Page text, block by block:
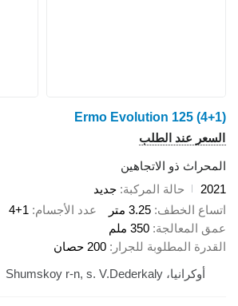
Ermo Evolution 125 (4+1)
السعر عند الطلب
المحراث ذو الاتجاهين
2021
حالة المركبة جديد
اتساع الخطف 3.25 متر عدد الأجسام 4+1
عمق المعالجة 350 ملم
القدرة المطلوبة للجرار
200 حصان
أوكرانيا، Shumskoy r-n, s. V.Dederkaly